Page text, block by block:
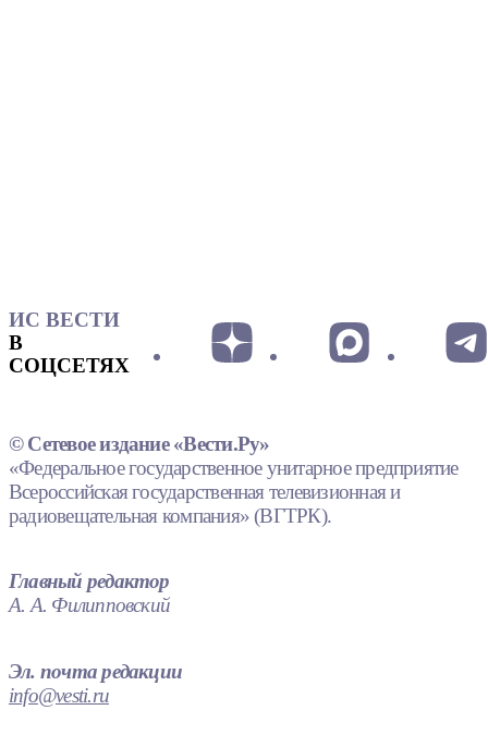
ИС ВЕСТИ
В
СОЦСЕТЯХ
© Сетевое издание «Вести.Ру»
«Федеральное государственное унитарное предприятие
Всероссийская государственная телевизионная и
радиовещательная компания» (ВГТРК).
Главный редактор
А. А. Филипповский
Эл. почта редакции
info@vesti.ru